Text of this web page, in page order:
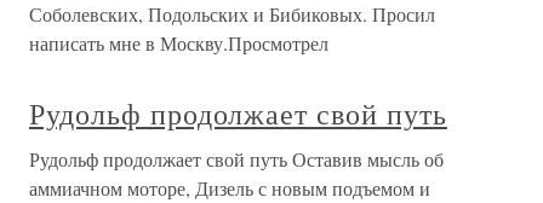
Соболевских, Подольских и Бибиковых. Просил
написать мне в Москву.Просмотрел
Рудольф продолжает свой путь
Рудольф продолжает свой путь Оставив мысль об
аммиачном моторе, Дизель с новым подъемом и